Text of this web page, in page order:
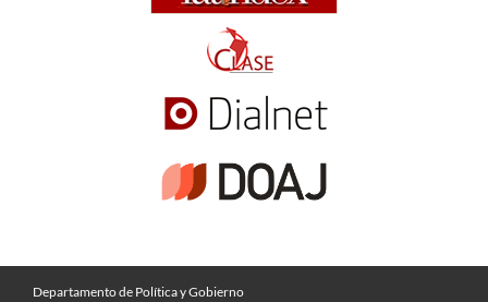
Departamento de Política y Gobierno